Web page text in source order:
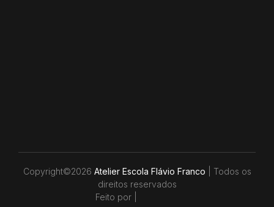
Copyright©2026 Atelier Escola Flávio Franco | Todos os
direitos reservados
Feito por |